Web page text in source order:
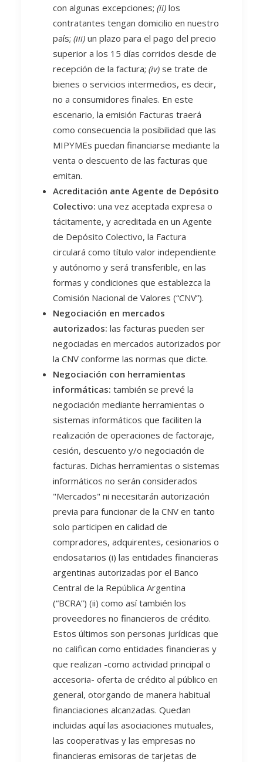
con algunas excepciones; (ii) los
contratantes tengan domicilio en nuestro
país; (iii) un plazo para el pago del precio
superior a los 15 días corridos desde de
recepción de la factura; (iv) se trate de
bienes o servicios intermedios, es decir,
no a consumidores finales. En este
escenario, la emisión Facturas traerá
como consecuencia la posibilidad que las
MIPYMEs puedan financiarse mediante la
venta o descuento de las facturas que
emitan.
Acreditación ante Agente de Depósito
Colectivo: una vez aceptada expresa o
tácitamente, y acreditada en un Agente
de Depósito Colectivo, la Factura
circulará como título valor independiente
y autónomo y será transferible, en las
formas y condiciones que establezca la
Comisión Nacional de Valores (“CNV”).
Negociación en mercados
autorizados: las facturas pueden ser
negociadas en mercados autorizados por
la CNV conforme las normas que dicte.
Negociación con herramientas
informáticas: también se prevé la
negociación mediante herramientas o
sistemas informáticos que faciliten la
realización de operaciones de factoraje,
cesión, descuento y/o negociación de
facturas. Dichas herramientas o sistemas
informáticos no serán considerados
"Mercados" ni necesitarán autorización
previa para funcionar de la CNV en tanto
solo participen en calidad de
compradores, adquirentes, cesionarios o
endosatarios (i) las entidades financieras
argentinas autorizadas por el Banco
Central de la República Argentina
(“BCRA”) (ii) como así también los
proveedores no financieros de crédito.
Estos últimos son personas jurídicas que
no califican como entidades financieras y
que realizan -como actividad principal o
accesoria- oferta de crédito al público en
general, otorgando de manera habitual
financiaciones alcanzadas. Quedan
incluidas aquí las asociaciones mutuales,
las cooperativas y las empresas no
financieras emisoras de tarjetas de